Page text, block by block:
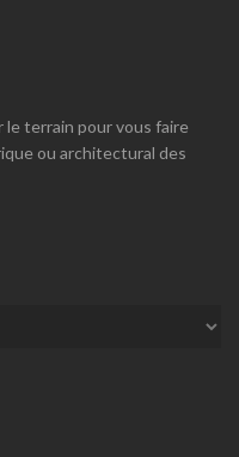
terrain pour vous faire
ou architectural des